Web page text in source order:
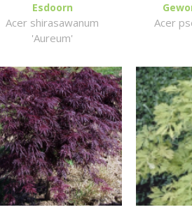
Esdoorn
Acer shirasawanum
'Aureum'
Acer